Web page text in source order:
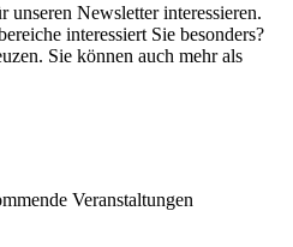
unseren Newsletter interessieren.
interessiert Sie besonders?
Sie können auch mehr als
Veranstaltungen